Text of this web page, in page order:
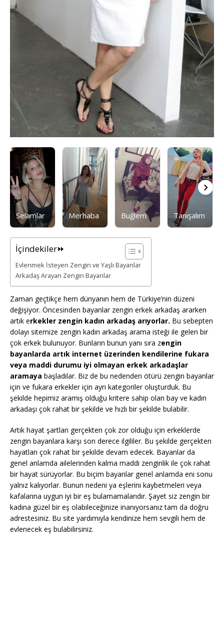
Selamlar Merhaba Buğlem Tanışalım
İçindekiler⏩
Evlenmek İsteyen Zengin ve Yaşlı Bayanlar
Arkadaş Arayan Zengin Bayanlar
Zaman geçtikçe hem dünyanın hem de Türkiye’nin düzeni
değişiyor. Öncesinden bayanlar zengin erkek arkadaş ararken
artık erkekler zengin kadın arkadaş arıyorlar. Bu sebepten
dolayı sitemize zengin kadın arkadaş arama isteği ile gelen bir
çok erkek bulunuyor. Bunların bunun yanı sıra zengin
bayanlarda artık internet üzerinden kendilerine fukara
veya maddi durumu iyi olmayan erkek arkadaşlar
aramaya başladılar. Biz de bu nedenden ötürü zengin bayanlar
için ve fukara erkekler için ayrı kategoriler oluşturduk. Bu
şekilde hepimiz aramış olduğu kritere sahip olan bay ve kadın
arkadaşı çok rahat bir şekilde ve hızlı bir şekilde bulabilir.
Artık hayat şartları gerçekten çok zor olduğu için erkeklerde
zengin bayanlara karşı son derece ilgililer. Bu şekilde gerçekten
hayatları çok rahat bir şekilde devam edecek. Bayanlar da
genel anlamda ailelerinden kalma maddi zenginlik ile çok rahat
bir hayat sürüyorlar. Bu biçim bayanlar genel anlamda eni sonu
yalnız kalıyorlar. Bunun nedeni ya eşlerini kaybetmeleri veya
kafalarına uygun iyi bir eş bulamamalarıdır. Şayet siz zengin bir
kadına güzel bir eş olabileceğinize inanıyorsanız tam da doğru
adrestesiniz. Bu site yardımıyla kendinize hem sevgili hem de
evlenecek eş bulabilirsiniz.